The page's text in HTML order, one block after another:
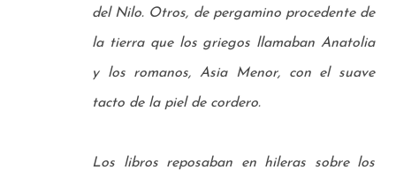
del Nilo. Otros, de pergamino procedente de
la tierra que los griegos llamaban Anatolia
y los romanos, Asia Menor, con el suave
tacto de la piel de cordero.
Los libros reposaban en hileras sobre los